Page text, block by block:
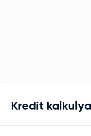
Kredit